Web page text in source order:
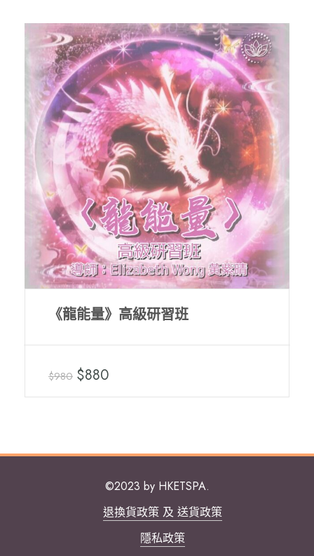
《龍能量》高級研習班
$980 $880
©2023 by HKETSPA.
退換貨政策 及 送貨政策
隱私政策